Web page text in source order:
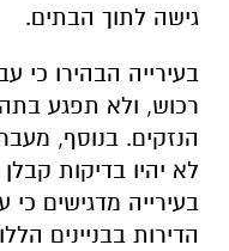
גישה לתוך הבתים.
בעירייה הבהירו כי
רכוש, ולא תפגע
הנזקים. בנוסף,
לא יהיו בדיקות
בעירייה מדגישים
הדירות בבניינים